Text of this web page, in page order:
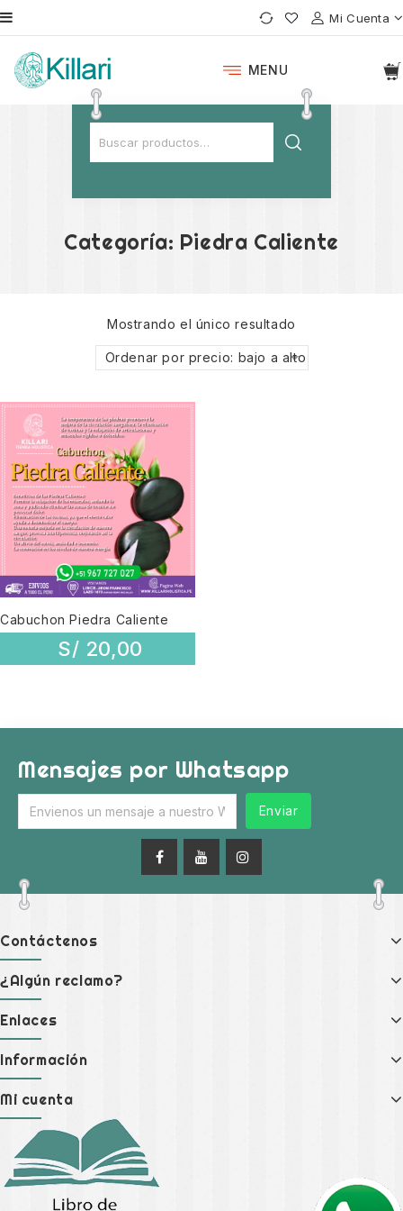
Mi Cuenta
MENU
Categoría: Piedra Caliente
Mostrando el único resultado
Ordenar por precio: bajo a alto
Cabuchon Piedra Caliente
S/ 20,00
Mensajes por Whatsapp
Enviar
Contáctenos
¿Algún reclamo?
Enlaces
Información
Mi cuenta